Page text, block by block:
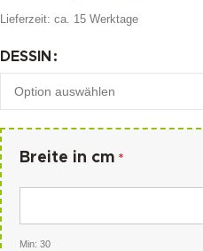
Lieferzeit: ca. 15 Werktage
DESSIN
Breite in cm *
Min: 30